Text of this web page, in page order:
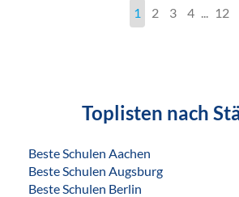
1 2 3 4 12
Toplisten nach
Beste Schulen Aachen
Beste Schulen Augsburg
Beste Schulen Berlin